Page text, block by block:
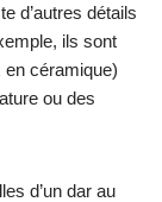
d’autres détails
ils sont
céramique)
ou des
d’un dar au